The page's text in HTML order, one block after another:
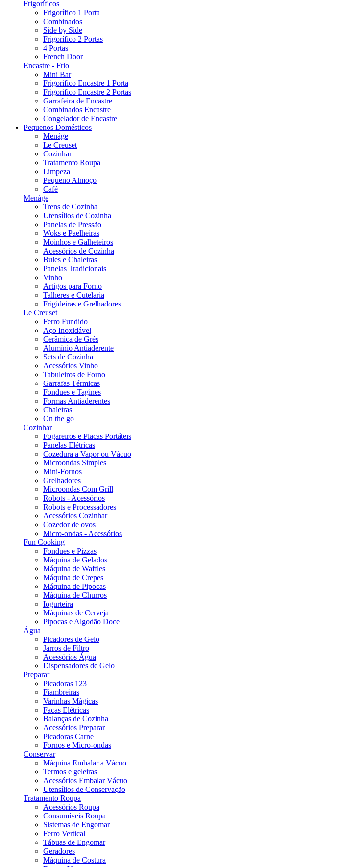
Frigoríficos
Frigorífico 1 Porta
Combinados
Side by Side
Frigorífico 2 Portas
4 Portas
French Door
Encastre - Frio
Mini Bar
Frigorifico Encastre 1 Porta
Frigorifico Encastre 2 Portas
Garrafeira de Encastre
Combinados Encastre
Congelador de Encastre
Pequenos Domésticos
Menáge
Le Creuset
Cozinhar
Tratamento Roupa
Limpeza
Pequeno Almoço
Café
Menáge
Trens de Cozinha
Utensílios de Cozinha
Panelas de Pressão
Woks e Paelheiras
Moinhos e Galheteiros
Acessórios de Cozinha
Bules e Chaleiras
Panelas Tradicionais
Vinho
Artigos para Forno
Talheres e Cutelaria
Frigideiras e Grelhadores
Le Creuset
Ferro Fundido
Aço Inoxidável
Cerâmica de Grés
Alumínio Antiaderente
Sets de Cozinha
Acessórios Vinho
Tabuleiros de Forno
Garrafas Térmicas
Fondues e Tagines
Formas Antiaderentes
Chaleiras
On the go
Cozinhar
Fogareiros e Placas Portáteis
Panelas Elétricas
Cozedura a Vapor ou Vácuo
Microondas Simples
Mini-Fornos
Grelhadores
Microondas Com Grill
Robots - Acessórios
Robots e Processadores
Acessórios Cozinhar
Cozedor de ovos
Micro-ondas - Acessórios
Fun Cooking
Fondues e Pizzas
Máquina de Gelados
Máquina de Waffles
Máquina de Crepes
Máquina de Pipocas
Máquina de Churros
Iogurteira
Máquinas de Cerveja
Pipocas e Algodão Doce
Água
Picadores de Gelo
Jarros de Filtro
Acessórios Água
Dispensadores de Gelo
Preparar
Picadoras 123
Fiambreiras
Varinhas Mágicas
Facas Elétricas
Balanças de Cozinha
Acessórios Preparar
Picadoras Carne
Fornos e Micro-ondas
Conservar
Máquina Embalar a Vácuo
Termos e geleiras
Acessórios Embalar Vácuo
Utensílios de Conservação
Tratamento Roupa
Acessórios Roupa
Consumíveis Roupa
Sistemas de Engomar
Ferro Vertical
Tábuas de Engomar
Geradores
Máquina de Costura